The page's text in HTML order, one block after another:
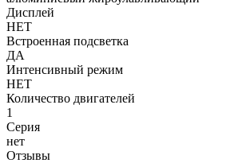
Дисплей
НЕТ
Встроенная подсветка
ДА
Интенсивный режим
НЕТ
Количество двигателей
1
Серия
нет
Отзывы